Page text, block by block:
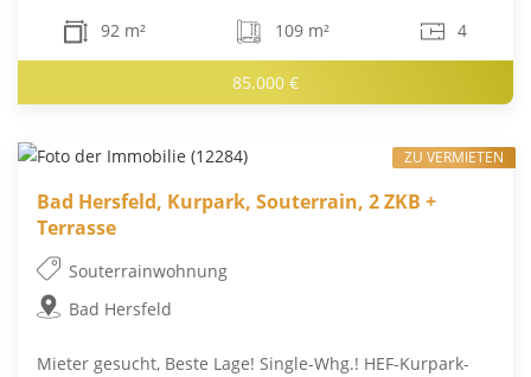
92 m² 109 m² 4
85.000 €
Bad Hersfeld, Kurpark, Souterrain, 2 ZKB +
Terrasse
Souterrainwohnung
Bad Hersfeld
Mieter gesucht, Beste Lage! Single-Whg.! HEF-Kurpark-
ZU VERMIETEN